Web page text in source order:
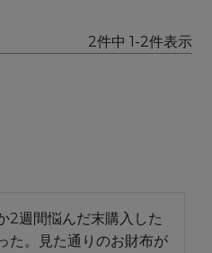
2件中 1-2件表示
2週間悩んだ末購入した
た。見た通りのお財布が